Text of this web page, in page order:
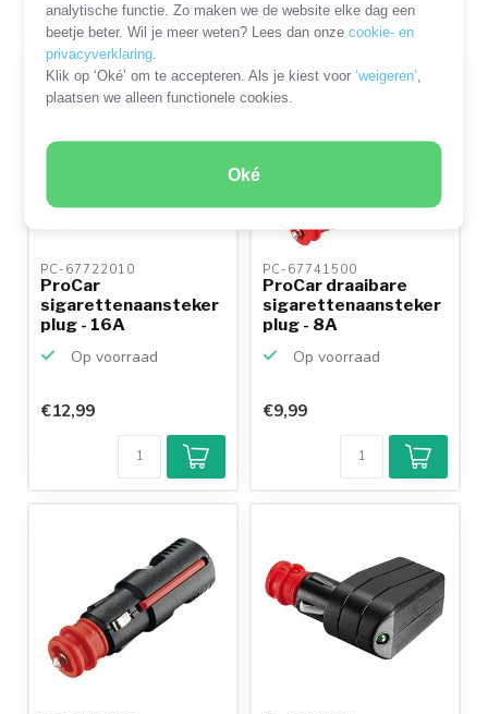
analytische functie. Zo maken we de website elke dag een
beetje beter. Wil je meer weten? Lees dan onzecookie- en
privacyverklaring
Klik op ‘Oké’ om te accepteren. Als je kiest voor‘weigeren’
plaatsen we alleen functionele cookies.
Oké
Filters SORTEER OP
MEEST VERKOCHT
PC-67722010
ProCar
sigarettenaansteker
plug - 16A
Op voorraad
€12,99
PC-67741500
ProCar draaibare
sigarettenaansteker
plug - 8A
Op voorraad
€9,99